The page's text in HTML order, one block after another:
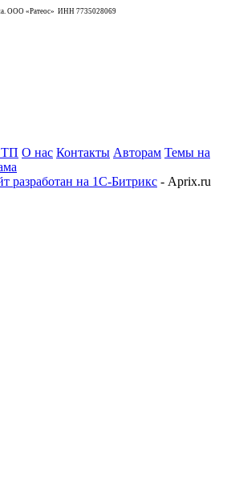
ООО «Ратеос» ИНН 7735028069
ТП О нас Контакты Авторам Темы на
разработан на 1С-Битрикс - Aprix.ru